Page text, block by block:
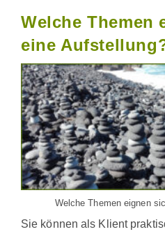
Welche Themen
eine
Welche Themen eignen
Sie können als Klient